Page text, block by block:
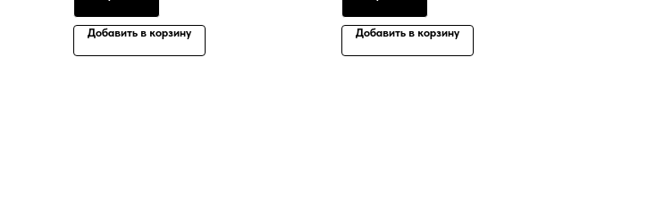
Добавить в корзину Добавить в корзину